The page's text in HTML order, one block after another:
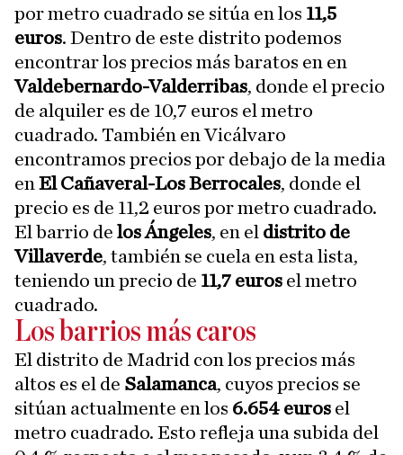
por metro cuadrado se sitúa en los 11,5
euros. Dentro de este distrito podemos
encontrar los precios más baratos en en
Valdebernardo-Valderribas, donde el precio
de alquiler es de 10,7 euros el metro
cuadrado. También en Vicálvaro
encontramos precios por debajo de la media
en El Cañaveral-Los Berrocales, donde el
precio es de 11,2 euros por metro cuadrado.
El barrio de los Ángeles, en el distrito de
Villaverde, también se cuela en esta lista,
teniendo un precio de 11,7 euros el metro
cuadrado.
Los barrios más caros
El distrito de Madrid con los precios más
altos es el de Salamanca, cuyos precios se
sitúan actualmente en los 6.654 euros el
metro cuadrado. Esto refleja una subida del